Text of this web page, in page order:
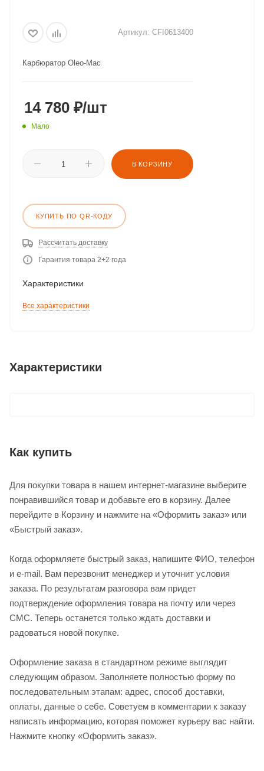
Артикул: CFI0613400
Карбюратор Oleo-Mac
14 780 ₽/шт
Мало
В КОРЗИНУ
КУПИТЬ ПО QR-КОДУ
Рассчитать доставку
Гарантия товара 2+2 года
Характеристики
Все характеристики
Характеристики
Как купить
Для покупки товара в нашем интернет-магазине выберите
понравившийся товар и добавьте его в корзину. Далее
перейдите в Корзину и нажмите на «Оформить заказ» или
«Быстрый заказ».
Когда оформляете быстрый заказ, напишите ФИО, телефон
и e-mail. Вам перезвонит менеджер и уточнит условия
заказа. По результатам разговора вам придет
подтверждение оформления товара на почту или через
СМС. Теперь останется только ждать доставки и
радоваться новой покупке.
Оформление заказа в стандартном режиме выглядит
следующим образом. Заполняете полностью форму по
последовательным этапам: адрес, способ доставки,
оплаты, данные о себе. Советуем в комментарии к заказу
написать информацию, которая поможет курьеру вас найти.
Нажмите кнопку «Оформить заказ».